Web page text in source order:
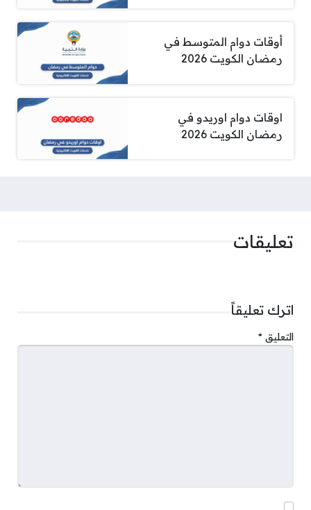
أوقات دوام المتوسط في
رمضان الكويت 2026
اوقات دوام اوريدو في
رمضان الكويت 2026
تعليقات
اترك تعليقاً
التعليق *